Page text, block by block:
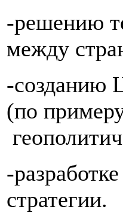
-решению
между
-созданию
(по
-
стратегии.